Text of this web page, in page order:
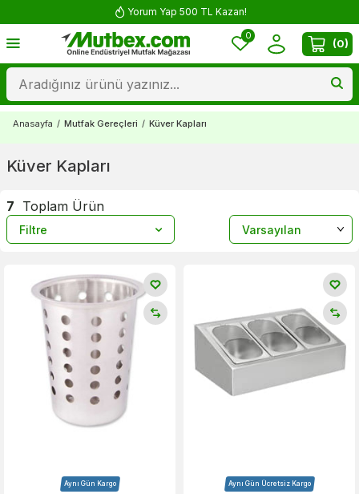
Yorum Yap 500 TL Kazan!
0
(0)
Anasayfa / Mutfak Gereçleri / Küver Kapları
Küver Kapları
7 Toplam Ürün
Filtre
Aynı Gün Kargo Aynı Gün Ücretsiz Kargo